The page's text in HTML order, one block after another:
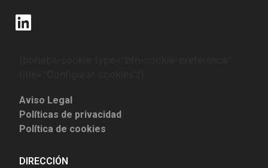
Aviso Legal
Políticas de privacidad
Política de cookies
DIRECCIÓN